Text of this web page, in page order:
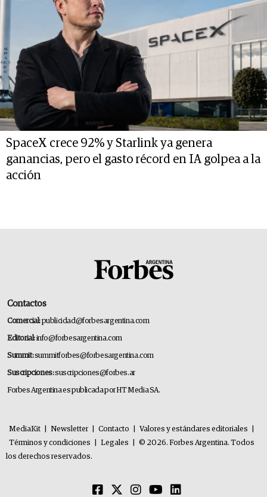
SpaceX crece 92% y Starlink ya genera
ganancias, pero el gasto récord en IA golpea a la
acción
Contactos
Comercial:publicidad@forbesargentina.com
Editorial:info@forbesargentina.com
Summit:summitforbes@forbesargentina.com
Suscripciones:suscripciones@forbes.ar
Forbes Argentina es publicada por HT Media SA.
MediaKit Newsletter Contacto Valores y estándares editoriales
Términos y condiciones
Legales
© 2026. Forbes Argentina. Todos
los derechos reservados.